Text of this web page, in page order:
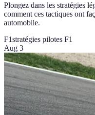
Plongez dans les stratégies
comment ces tactiques ont
automobile.
F1stratégies pilotes F1
Aug 3